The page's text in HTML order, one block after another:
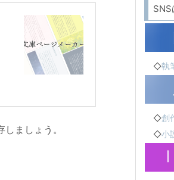
ましょう。
◇執
◇創
◇小